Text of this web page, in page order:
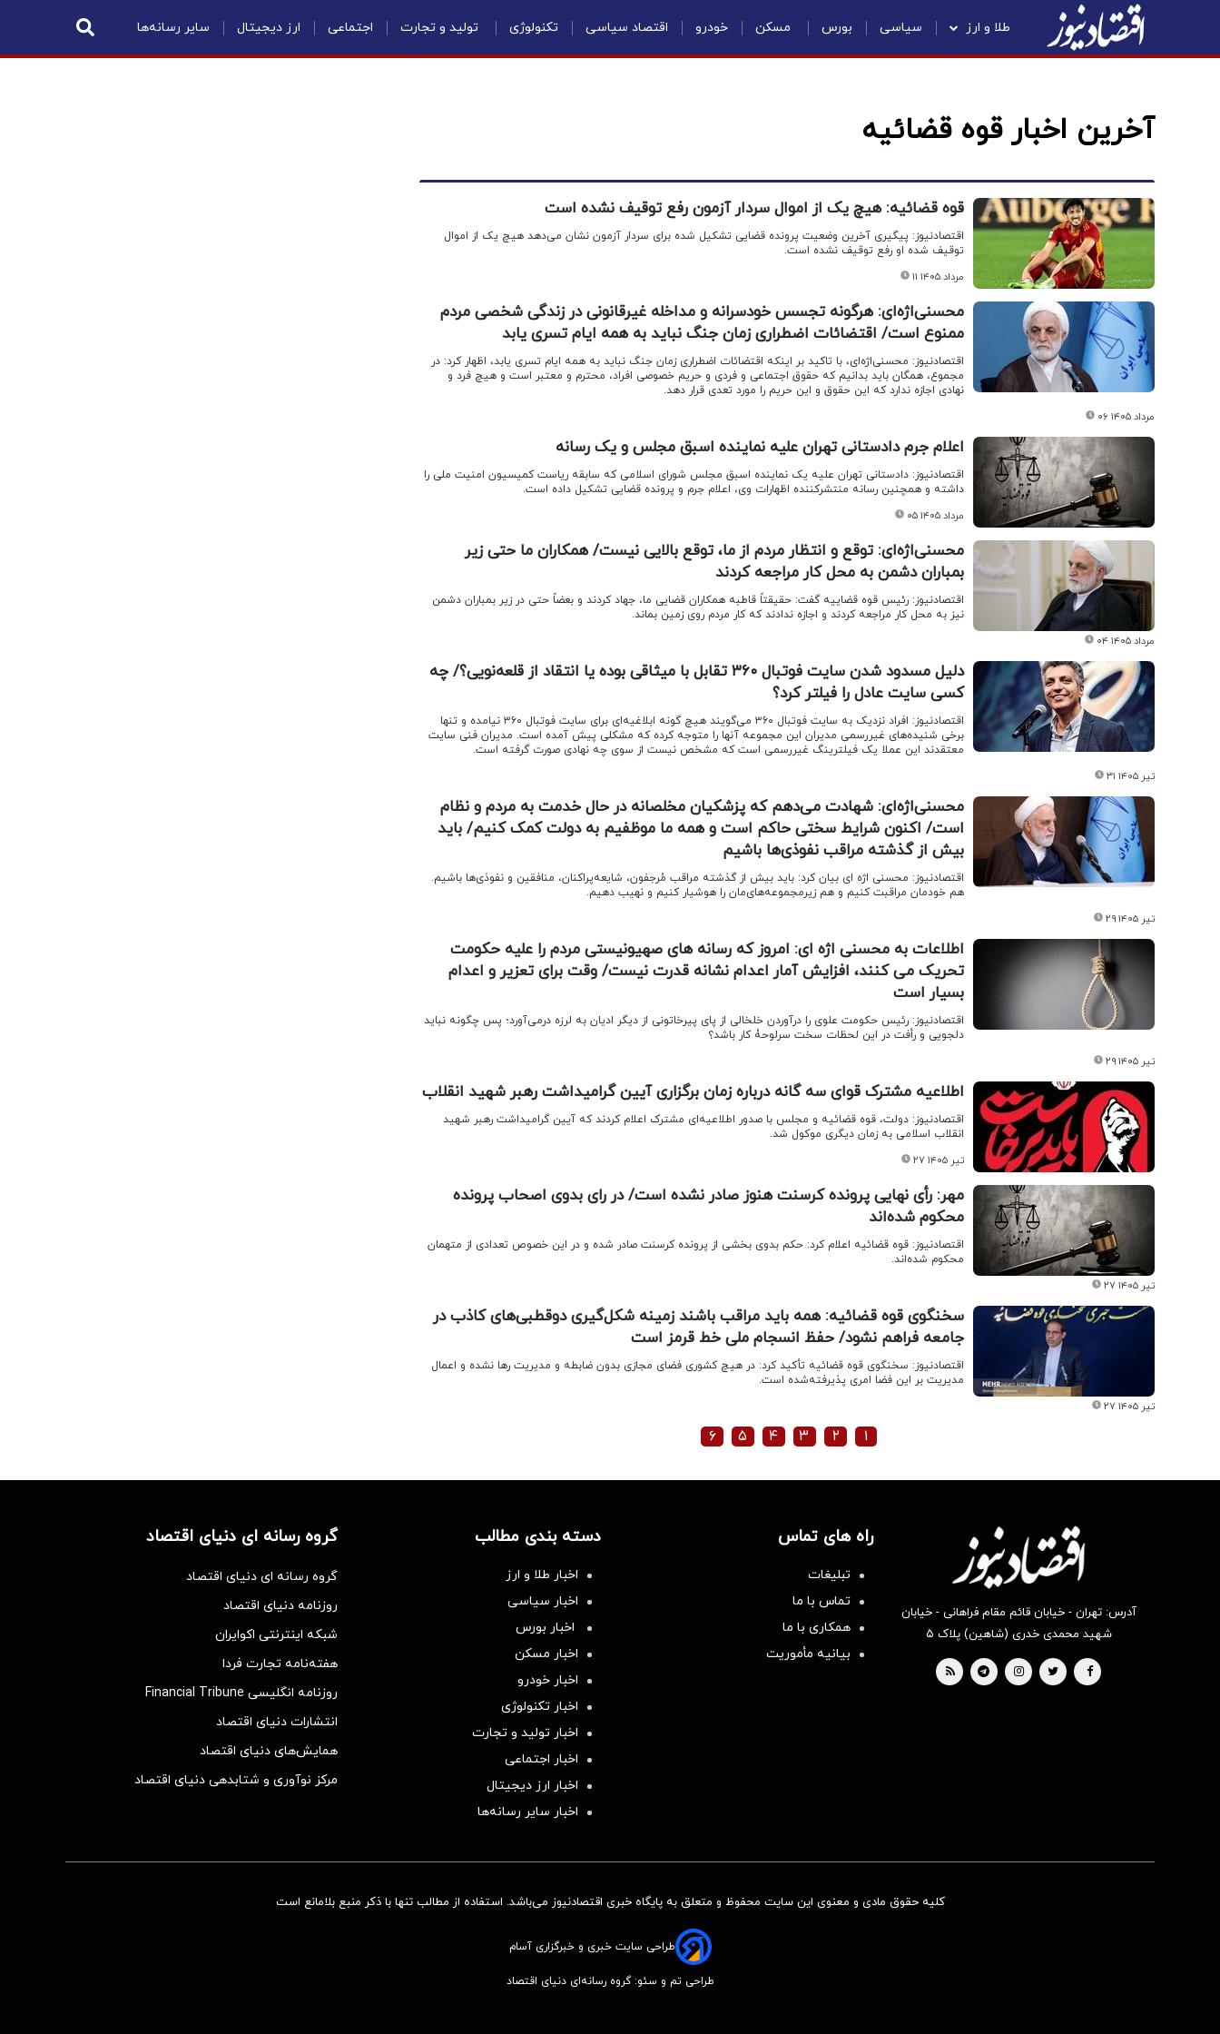
طلا و ارز سیاسی بورس مسکن خودرو اقتصاد سیاسی تکنولوژی تولید و تجارت اجتماعی ارز دیجیتال سایر رسانه‌ها
آخرین اخبار قوه قضائیه
قوه قضائیه: هیچ یک از اموال سردار آزمون رفع توقیف نشده است
اقتصادنیوز: پیگیری آخرین وضعیت پرونده قضایی تشکیل شده برای سردار آزمون نشان می‌دهد هیچ یک از اموال
توقیف شده او رفع توقیف نشده است.
۱۱ مرداد ۱۴۰۵
محسنی‌اژه‌ای: هرگونه تجسس خودسرانه و مداخله غیرقانونی در زندگی شخصی مردم
ممنوع است/ اقتضائات اضطراری زمان جنگ نباید به همه ایام تسری یابد
اقتصادنیوز: محسنی‌اژه‌ای، با تاکید بر اینکه اقتضائات اضطراری زمان جنگ نباید به همه ایام تسری یابد، اظهار کرد: در
مجموع، همگان باید بدانیم که حقوق اجتماعی و فردی و حریم خصوصی افراد، محترم و معتبر است و هیچ فرد و
نهادی اجازه ندارد که این حقوق و این حریم را مورد تعدی قرار دهد.
۰۶ مرداد ۱۴۰۵
اعلام جرم دادستانی تهران علیه نماینده اسبق مجلس و یک رسانه
اقتصادنیوز: دادستانی تهران علیه یک نماینده اسبق مجلس شورای اسلامی که سابقه ریاست کمیسیون امنیت ملی را
داشته و همچنین رسانه منتشرکننده اظهارات وی، اعلام جرم و پرونده قضایی تشکیل داده است.
۰۵ مرداد ۱۴۰۵
محسنی‌اژه‌ای: توقع و انتظار مردم از ما، توقع بالایی نیست/ همکاران ما حتی زیر
بمباران دشمن به محل کار مراجعه کردند
اقتصادنیوز: رئیس قوه قضاییه گفت: حقیقتاً قاطبه همکاران قضایی ما، جهاد کردند و بعضاً حتی در زیر بمباران دشمن
نیز به محل کار مراجعه کردند و اجازه ندادند که کار مردم روی زمین بماند.
۰۴ مرداد ۱۴۰۵
دلیل مسدود شدن سایت فوتبال ۳۶۰ تقابل با میثاقی بوده یا انتقاد از قلعه‌نویی؟/ چه
کسی سایت عادل را فیلتر کرد؟
اقتصادنیوز: افراد نزدیک به سایت فوتبال ۳۶۰ می‌گویند هیچ گونه ابلاغیه‌ای برای سایت فوتبال ۳۶۰ نیامده و تنها
برخی شنیده‌های غیررسمی مدیران این مجموعه آنها را متوجه کرده که مشکلی پیش آمده است. مدیران فنی سایت
معتقدند این عملا یک فیلترینگ غیررسمی است که مشخص نیست از سوی چه نهادی صورت گرفته است.
۳۱ تیر ۱۴۰۵
محسنی‌اژه‌ای: شهادت می‌دهم که پزشکیان مخلصانه در حال خدمت به مردم و نظام
است/ اکنون شرایط سختی حاکم است و همه ما موظفیم به دولت کمک کنیم/ باید
بیش از گذشته مراقب نفوذی‌ها باشیم
اقتصادنیوز: محسنی اژه ای بیان کرد: باید بیش از گذشته مراقب مُرجفون، شایعه‌پراکنان، منافقین و نفوذی‌ها باشیم.
هم خودمان مراقبت کنیم و هم زیرمجموعه‌های‌مان را هوشیار کنیم و نهیب دهیم.
۲۹ تیر ۱۴۰۵
اطلاعات به محسنی اژه ای: امروز که رسانه های صهیونیستی مردم را علیه حکومت
تحریک می کنند، افزایش آمار اعدام نشانه قدرت نیست/ وقت برای تعزیر و اعدام
بسیار است
اقتصادنیوز: رئیس حکومت علوی را درآوردن خلخالی از پای پیرخاتونی از دیگر ادیان به لرزه درمی‌آورد؛ پس چگونه نباید
دلجویی و رأفت در این لحظات سخت سرلوحۀ کار باشد؟
۲۹ تیر ۱۴۰۵
اطلاعیه مشترک قوای سه گانه درباره زمان برگزاری آیین گرامیداشت رهبر شهید انقلاب
اقتصادنیوز: دولت، قوه قضائیه و مجلس با صدور اطلاعیه‌ای مشترک اعلام کردند که آیین گرامیداشت رهبر شهید
انقلاب اسلامی به زمان دیگری موکول شد.
۲۷ تیر ۱۴۰۵
مهر: رأی نهایی پرونده کرسنت هنوز صادر نشده است/ در رای بدوی اصحاب پرونده
محکوم شده‌اند
اقتصادنیوز: ​قوه قضائیه اعلام کرد: حکم بدوی بخشی از پرونده کرسنت صادر شده و در این خصوص تعدادی از متهمان
محکوم شده‌اند.
۲۷ تیر ۱۴۰۵
سخنگوی قوه قضائیه: همه باید مراقب باشند زمینه شکل‌گیری دوقطبی‌های کاذب در
جامعه فراهم نشود/ حفظ انسجام ملی خط قرمز است
اقتصادنیوز: سخنگوی قوه قضائیه تأکید کرد: در هیچ کشوری فضای مجازی بدون ضابطه و مدیریت رها نشده و اعمال
مدیریت بر این فضا امری پذیرفته‌شده است.
۲۷ تیر ۱۴۰۵
۱ ۲ ۳ ۴ ۵ ۶
آدرس: تهران - خیابان قائم مقام فراهانی - خیابان
شهید محمدی خدری (شاهین) پلاک ۵
راه های تماس
تبلیغات
تماس با ما
همکاری با ما
بیانیه مأموریت
دسته بندی مطالب
اخبار طلا و ارز
اخبار سیاسی
اخبار بورس
اخبار مسکن
اخبار خودرو
اخبار تکنولوژی
اخبار تولید و تجارت
اخبار اجتماعی
اخبار ارز دیجیتال
اخبار سایر رسانه‌‌ها
گروه رسانه ای دنیای اقتصاد
گروه رسانه ای دنیای اقتصاد
روزنامه دنیای اقتصاد
شبکه اینترنتی اکوایران
هفته‌نامه تجارت فردا
روزنامه انگلیسی Financial Tribune
انتشارات دنیای اقتصاد
همایش‌های دنیای اقتصاد
مرکز نوآوری و شتابدهی دنیای اقتصاد
کلیه حقوق مادی و معنوی این سایت محفوظ و متعلق به پایگاه خبری اقتصادنیوز می‌باشد. استفاده از مطالب تنها با ذکر منبع بلامانع است
طراحی سایت خبری و خبرگزاری آسام
طراحی تم و سئو: گروه رسانه‌ای دنیای اقتصاد